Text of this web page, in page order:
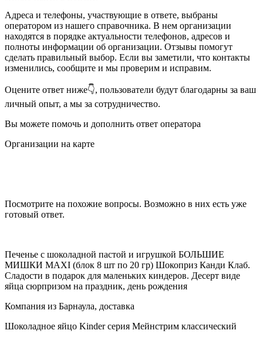
Адреса и телефоны, участвующие в ответе, выбраны
оператором из нашего справочника. В нем организации
находятся в порядке актуальности телефонов, адресов и
полноты информации об организации. Отзывы помогут
сделать правильный выбор. Если вы заметили, что контакты
изменились, сообщите и мы проверим и исправим.
Оцените ответ ниже👇, пользователи будут благодарны за ваш
личный опыт, а мы за сотрудничество.
Вы можете помочь и дополнить ответ оператора
Организации на карте
Посмотрите на похожие вопросы. Возможно в них есть уже
готовый ответ.
Печенье с шоколадной пастой и игрушкой БОЛЬШИЕ
МИШКИ MAXI (блок 8 шт по 20 гр) Шокоприз Канди Клаб.
Сладости в подарок для маленьких киндеров. Десерт виде
яйца сюрпризом на праздник, день рождения
Компания из Барнаула, доставка
Шоколадное яйцо Kinder серия Мейнстрим классический